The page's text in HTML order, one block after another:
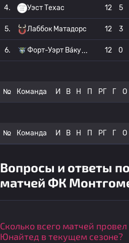
4. Уэст Техас 12 5
5. Лаббок Матадорс 12 3
6. Форт-Уэрт Ва́ку 12 0
№ Команда И В Н П РГ Г О
№ Команда И В Н П РГ Г О
Вопросы и ответы
матчей ФК
Сколько всего матчей
Юнайтед в текущем сезоне?